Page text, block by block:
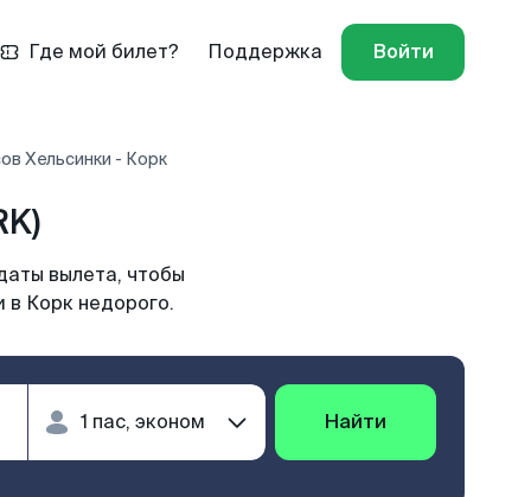
Где мой билет? Поддержка Войти
Хельсинки - Корк
вылета, чтобы
в Корк недорого.
Найти